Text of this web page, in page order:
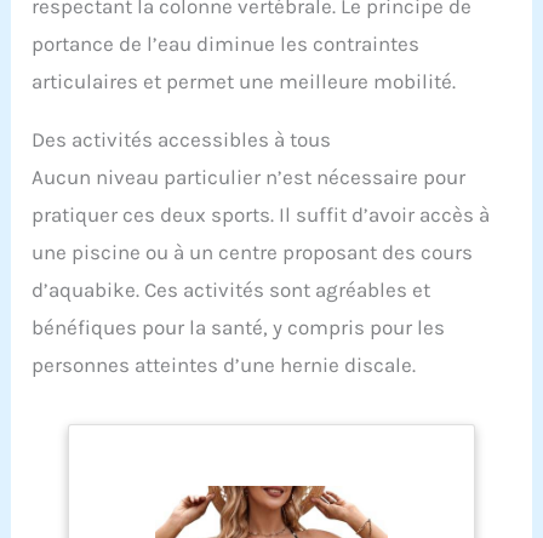
respectant la colonne vertébrale. Le principe de
portance de l’eau diminue les contraintes
articulaires et permet une meilleure mobilité.
Des activités accessibles à tous
Aucun niveau particulier n’est nécessaire pour
pratiquer ces deux sports. Il suffit d’avoir accès à
une piscine ou à un centre proposant des cours
d’aquabike. Ces activités sont agréables et
bénéfiques pour la santé, y compris pour les
personnes atteintes d’une hernie discale.